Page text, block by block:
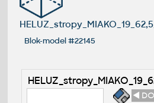
Blok-model #22145
◄